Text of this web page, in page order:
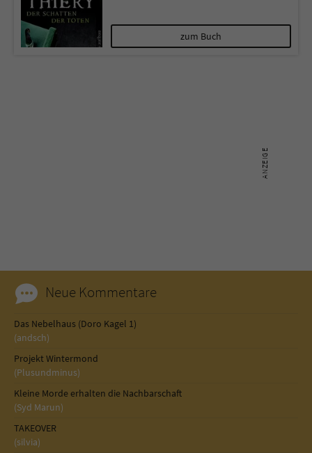
zum Buch
Neue Kommentare
Das Nebelhaus (Doro Kagel 1)
(andsch)
Projekt Wintermond
(Plusundminus)
Kleine Morde erhalten die Nachbarschaft
(Syd Marun)
TAKEOVER
(silvia)